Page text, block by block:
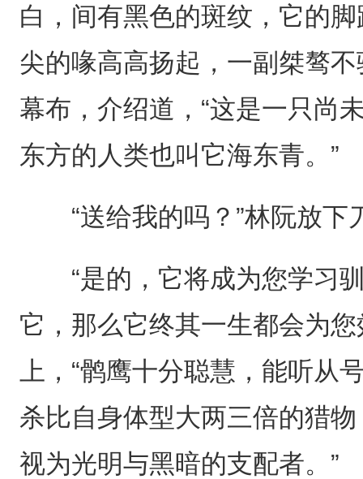
白，间有黑色的斑纹，它的
尖的喙高高扬起，一副桀骜
幕布，介绍道，“这是一只尚
东方的人类也叫它海东青。”
“送给我的吗？”林阮放下
“是的，它将成为您学习驯
它，那么它终其一生都会为
上，“鹘鹰十分聪慧，能听从
杀比自身体型大两三倍的猎
视为光明与黑暗的支配者。”